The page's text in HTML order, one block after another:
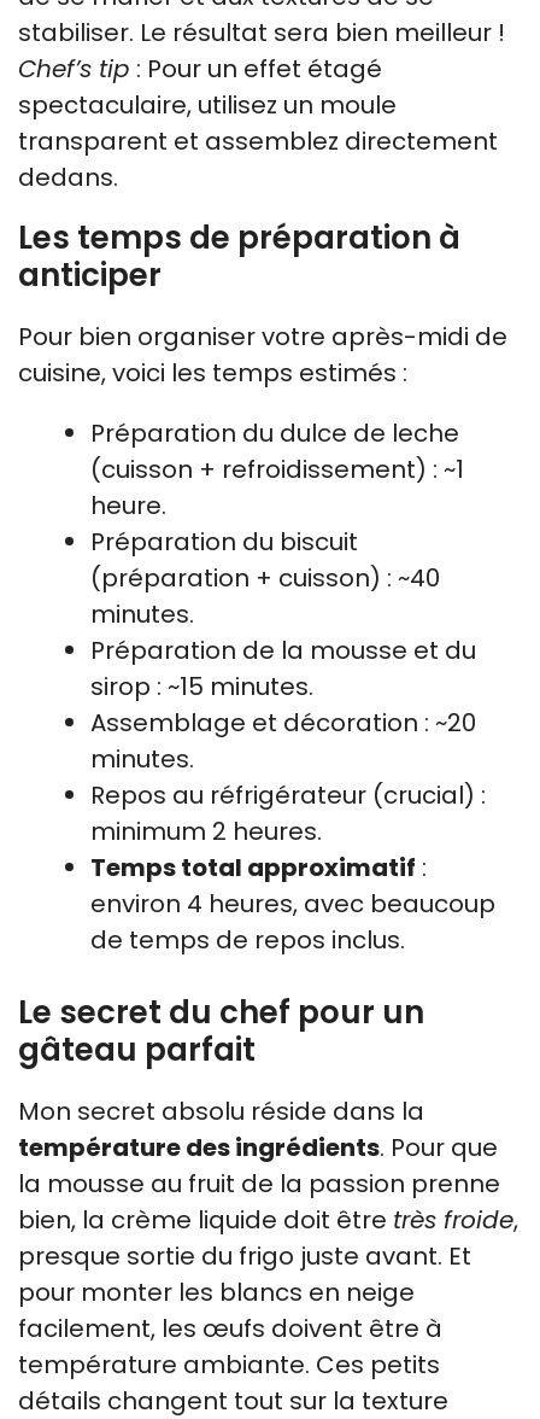
stabiliser. Le résultat sera bien meilleur !
Chef’s tip : Pour un effet étagé
spectaculaire, utilisez un moule
transparent et assemblez directement
dedans.
Les temps de préparation à
anticiper
Pour bien organiser votre après-midi de
cuisine, voici les temps estimés :
Préparation du dulce de leche
(cuisson + refroidissement) : ~1
heure.
Préparation du biscuit
(préparation + cuisson) : ~40
minutes.
Préparation de la mousse et du
sirop : ~15 minutes.
Assemblage et décoration : ~20
minutes.
Repos au réfrigérateur (crucial) :
minimum 2 heures.
Temps total approximatif :
environ 4 heures, avec beaucoup
de temps de repos inclus.
Le secret du chef pour un
gâteau parfait
Mon secret absolu réside dans la
température des ingrédients. Pour que
la mousse au fruit de la passion prenne
bien, la crème liquide doit être très froide,
presque sortie du frigo juste avant. Et
pour monter les blancs en neige
facilement, les œufs doivent être à
température ambiante. Ces petits
détails changent tout sur la texture